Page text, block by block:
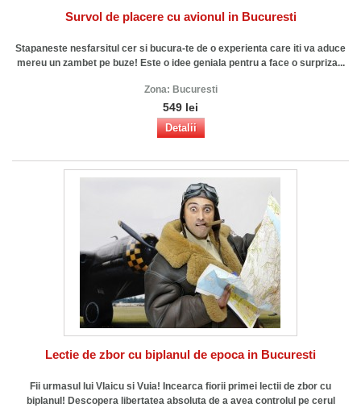
Survol de placere cu avionul in Bucuresti
Stapaneste nesfarsitul cer si bucura-te de o experienta care iti va aduce
mereu un zambet pe buze! Este o idee geniala pentru a face o surpriza...
Zona: Bucuresti
549 lei
Detalii
Lectie de zbor cu biplanul de epoca in Bucuresti
Fii urmasul lui Vlaicu si Vuia! Incearca fiorii primei lectii de zbor cu
biplanul! Descopera libertatea absoluta de a avea controlul pe cerul